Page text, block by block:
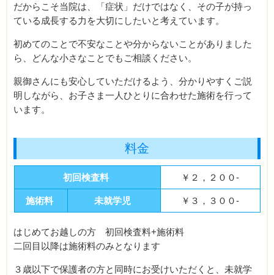
だからこそ当院は、「症状」だけではなく、その子が持っ
ている成長する力を大切にしたいと考えています。
初めてのことで不安なことや分からないことがありました
ら、どんな小さなことでもご相談ください。
親御さんにも安心していただけるよう、分かりやすくご説
明しながら、お子さま一人ひとりに合わせた施術を行って
います。
料金
初回検査料 ￥２，２００-
施術料 未就学児 ￥３，３００-
はじめてお越しの方 初回検査料+施術料
二回目以降は施術料のみとなります
３歳以下で保護者の方と同時にお受けいただくと、未就学